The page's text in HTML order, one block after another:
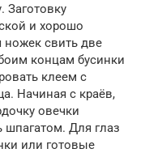
Заготовку
и хорошо
ножек свить две
концам бусинки
клеем с
Начиная с краёв,
овечки
Для глаз
или готовые